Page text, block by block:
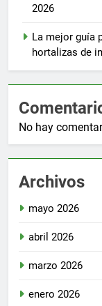
2026
La mejor guía
hortalizas de
No hay
Archivos
mayo 2026
abril 2026
marzo 2026
enero 2026